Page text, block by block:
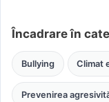
Încadrare în
Bullying Climat
Prevenirea